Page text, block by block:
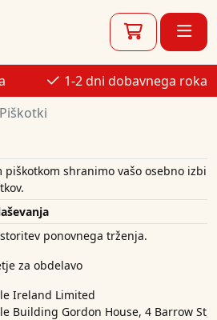
1-2 dni dobavnega roka
Piškotki
piškotkom shranimo vašo osebno
ponovnega trženja.
za obdelavo
Ireland Limited
Building Gordon House, 4 Barrow St,